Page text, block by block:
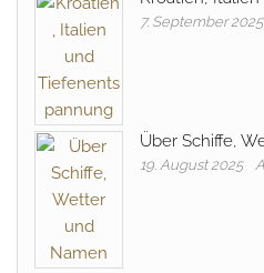
7. September 2025
Über Schiffe,
19. August 2025